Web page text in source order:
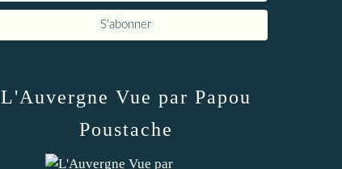
L'Auvergne Vue par Papou
Poustache